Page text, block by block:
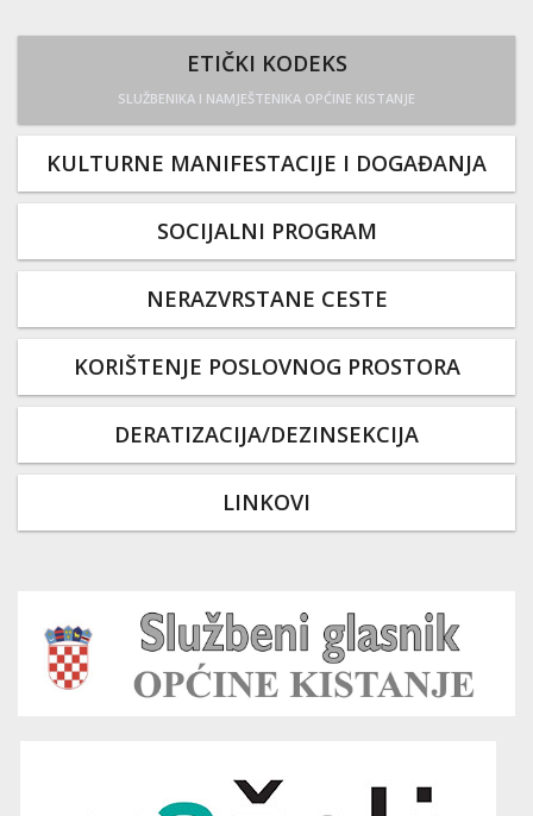
ETIČKI KODEKS
SLUŽBENIKA I NAMJEŠTENIKA OPĆINE KISTANJE
KULTURNE MANIFESTACIJE I DOGAĐANJA
SOCIJALNI PROGRAM
NERAZVRSTANE CESTE
KORIŠTENJE POSLOVNOG PROSTORA
DERATIZACIJA/DEZINSEKCIJA
LINKOVI